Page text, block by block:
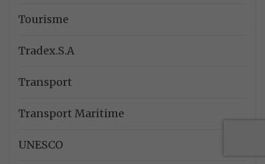
Tourisme
Tradex.S.A
Transport
Transport Maritime
UNESCO